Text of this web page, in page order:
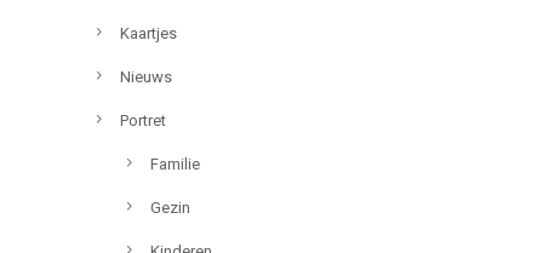
Kaartjes
Nieuws
Portret
Familie
Gezin